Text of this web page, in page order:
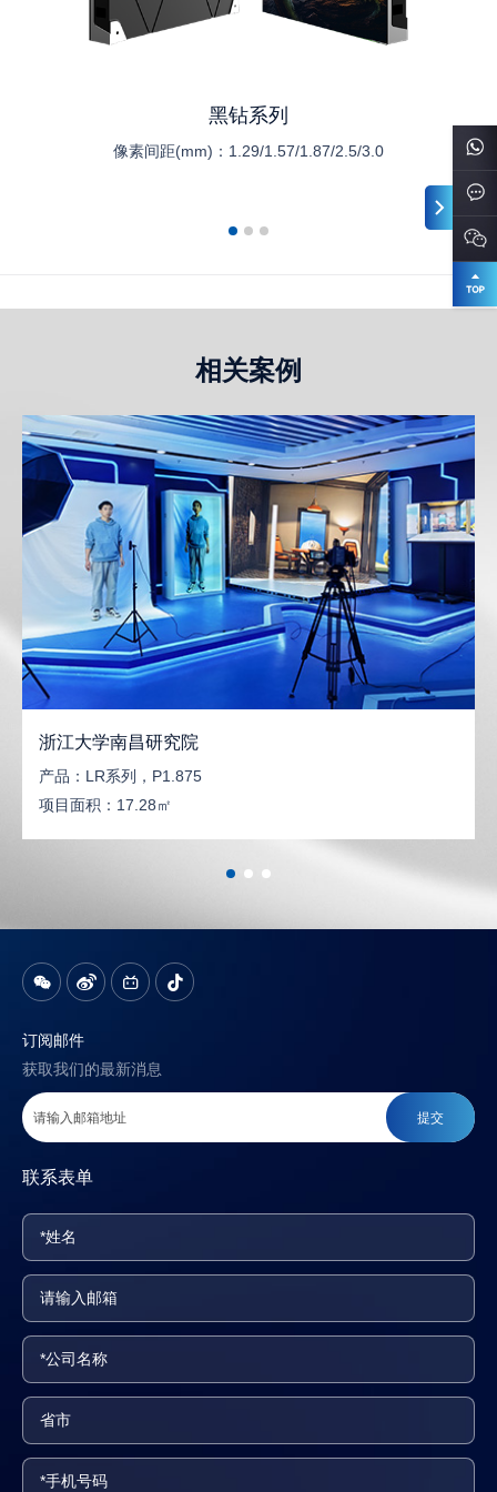
黑钻系列
像素间距(mm)： 1.29/1.57/1.87/2.5/3.0
相关案例
浙江大学南昌研究院
产品： LR系列，P1.875
项目面积： 17.28㎡
联系表单
订阅邮件
获取我们的最新消息
提交